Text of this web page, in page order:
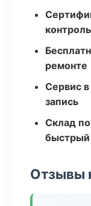
ремонте
Сервис
запись
Склад
быстрый
Отзывы